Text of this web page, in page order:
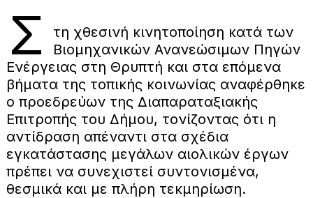
Σ
τη χθεσινή κινητοποίηση κατά των
Βιομηχανικών Ανανεώσιμων Πηγών
Ενέργειας στη Θρυπτή και στα επόμενα
βήματα της τοπικής κοινωνίας αναφέρθηκε
ο προεδρεύων της Διαπαραταξιακής
Επιτροπής του Δήμου, τονίζοντας ότι η
αντίδραση απέναντι στα σχέδια
εγκατάστασης μεγάλων αιολικών έργων
πρέπει να συνεχιστεί συντονισμένα,
θεσμικά και με πλήρη τεκμηρίωση.